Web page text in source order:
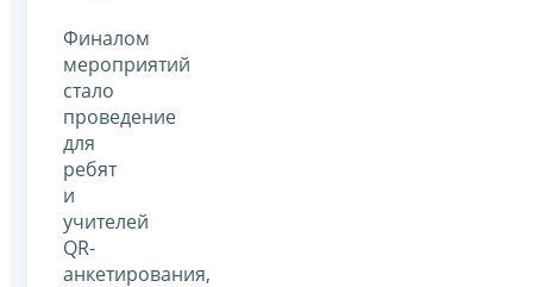
Финалом
мероприятий
стало
проведение
для
ребят
и
учителей
QR-
анкетирования,